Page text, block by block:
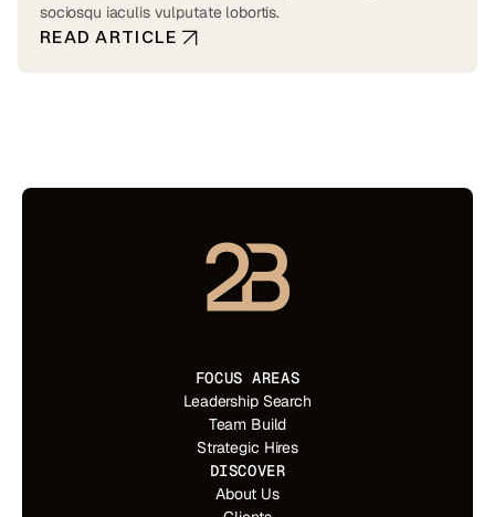
sociosqu iaculis vulputate lobortis.
READ ARTICLE
FOCUS AREAS
Leadership Search
Team Build
Strategic Hires
DISCOVER
About Us